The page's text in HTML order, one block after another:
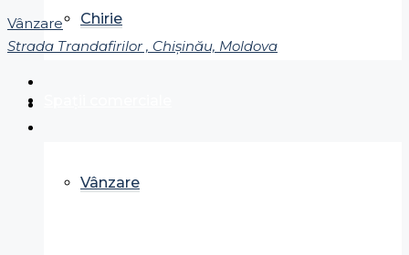
Chirie
Vânzare
Vânzare
Strada Trandafirilor , Chișinău, Moldova